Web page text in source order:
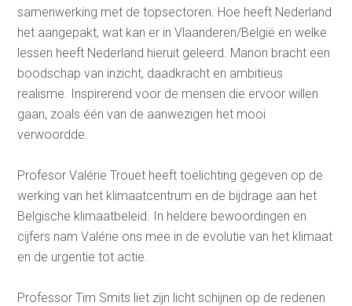
samenwerking met de topsectoren. Hoe heeft Nederland
het aangepakt, wat kan er in Vlaanderen/België en welke
lessen heeft Nederland hieruit geleerd. Manon bracht een
boodschap van inzicht, daadkracht en ambitieus
realisme. Inspirerend voor de mensen die ervoor willen
gaan, zoals één van de aanwezigen het mooi
verwoordde.
Profesor Valérie Trouet heeft toelichting gegeven op de
werking van het klimaatcentrum en de bijdrage aan het
Belgische klimaatbeleid. In heldere bewoordingen en
cijfers nam Valérie ons mee in de evolutie van het klimaat
en de urgentie tot actie.
Professor Tim Smits liet zijn licht schijnen op de redenen